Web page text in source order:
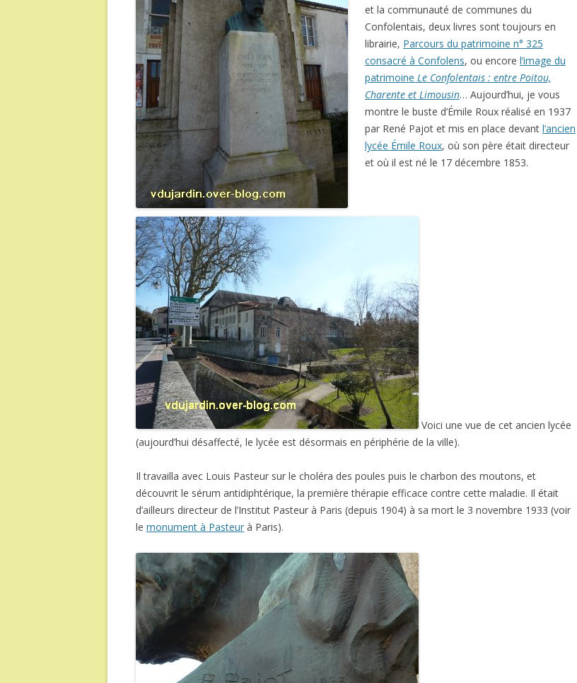
et la communauté de communes du
Confolentais, deux livres sont toujours en
librairie, Parcours du patrimoine n° 325
consacré à Confolens, ou encore l’image du
patrimoine Le Confolentais : entre Poitou,
Charente et Limousin… Aujourd’hui, je vous
montre le buste d’Émile Roux réalisé en 1937
par René Pajot et mis en place devant l’ancien
lycée Émile Roux, où son père était directeur
et où il est né le 17 décembre 1853.
Voici une vue de cet ancien lycée
(aujourd’hui désaffecté, le lycée est désormais en périphérie de la ville).
Il travailla avec Louis Pasteur sur le choléra des poules puis le charbon des moutons, et
découvrit le sérum antidiphtérique, la première thérapie efficace contre cette maladie. Il était
d’ailleurs directeur de l’Institut Pasteur à Paris (depuis 1904) à sa mort le 3 novembre 1933 (voir
le monument à Pasteur à Paris).